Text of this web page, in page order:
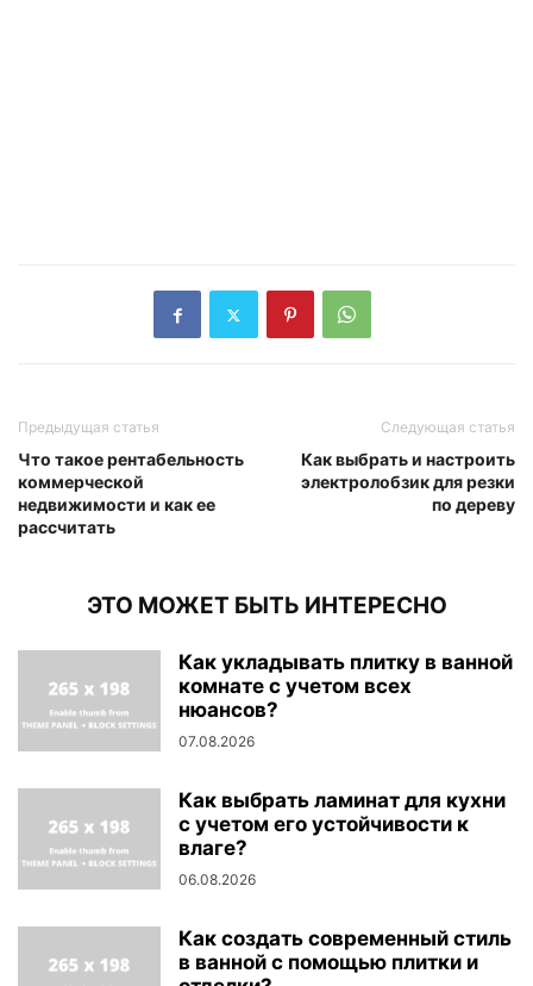
Предыдущая статья
Что такое рентабельность
коммерческой
недвижимости и как ее
рассчитать
Следующая статья
Как выбрать и настроить
электролобзик для резки
по дереву
ЭТО МОЖЕТ БЫТЬ ИНТЕРЕСНО
Как укладывать плитку в ванной
комнате с учетом всех
нюансов?
07.08.2026
Как выбрать ламинат для кухни
с учетом его устойчивости к
влаге?
06.08.2026
Как создать современный стиль
в ванной с помощью плитки и